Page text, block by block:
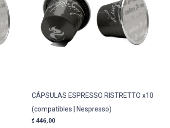
CÁPSULAS ESPRESSO RISTRETTO x10
(compatibles | Nespresso)
$ 446,00